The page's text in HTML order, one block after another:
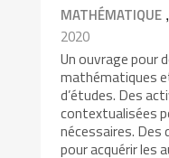
MATHÉMATIQUE ,
2020
Un ouvrage pour
mathématiques
d’études. Des
contextualisées
nécessaires. Des
pour acquérir les